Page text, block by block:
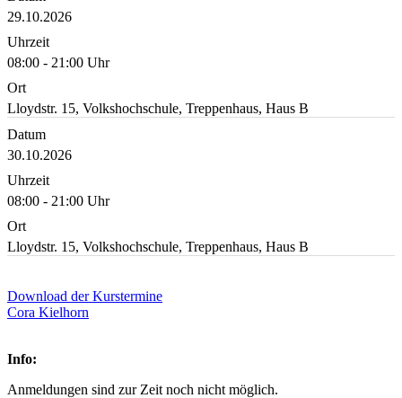
29.10.2026
Uhrzeit
08:00 - 21:00 Uhr
Ort
Lloydstr. 15, Volkshochschule, Treppenhaus, Haus B
Datum
30.10.2026
Uhrzeit
08:00 - 21:00 Uhr
Ort
Lloydstr. 15, Volkshochschule, Treppenhaus, Haus B
Download der Kurstermine
Cora Kielhorn
Info:
Anmeldungen sind zur Zeit noch nicht möglich.